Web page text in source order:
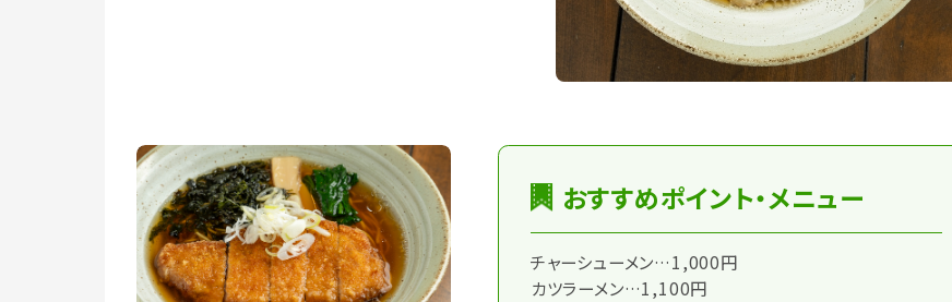
おすすめポイント・メニュー
チャーシューメン…1,000円
カツラーメン…1,100円